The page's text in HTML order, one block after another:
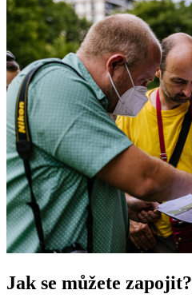
Jak se můžete zapojit?